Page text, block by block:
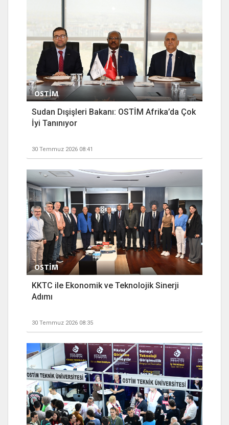
OSTİM
Sudan Dışişleri Bakanı: OSTİM Afrika’da Çok
İyi Tanınıyor
30 Temmuz 2026 08:41
OSTİM
KKTC ile Ekonomik ve Teknolojik Sinerji
Adımı
30 Temmuz 2026 08:35